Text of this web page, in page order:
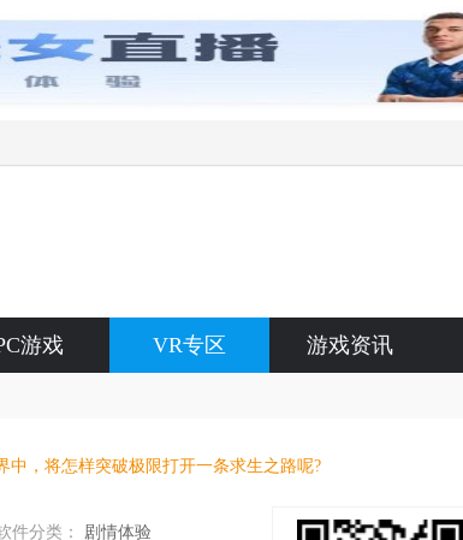
游戏 VR专区 游戏资讯
，将怎样突破极限打开一条求生之路呢?
件分类： 剧情体验